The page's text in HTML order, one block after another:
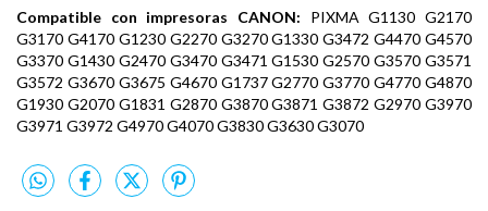
Compatible con impresoras CANON: PIXMA G1130 G2170
G3170 G4170 G1230 G2270 G3270 G1330 G3472 G4470 G4570
G3370 G1430 G2470 G3470 G3471 G1530 G2570 G3570 G3571
G3572 G3670 G3675 G4670 G1737 G2770 G3770 G4770 G4870
G1930 G2070 G1831 G2870 G3870 G3871 G3872 G2970 G3970
G3971 G3972 G4970 G4070 G3830 G3630 G3070